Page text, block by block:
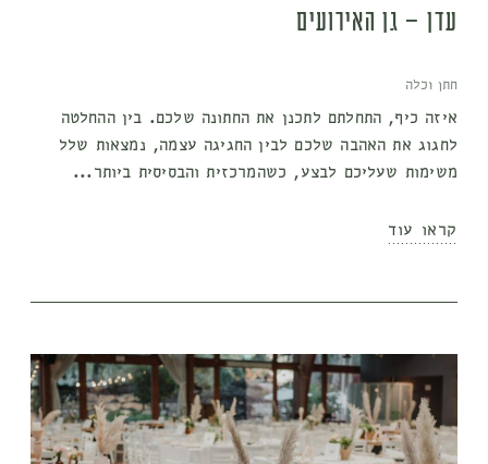
עדן – גן האירועים
חתן וכלה
איזה כיף, התחלתם לתכנן את החתונה שלכם. בין ההחלטה
לחגוג את האהבה שלכם לבין החגיגה עצמה, נמצאות שלל
משימות שעליכם לבצע, כשהמרכזית והבסיסית ביותר...
קראו עוד